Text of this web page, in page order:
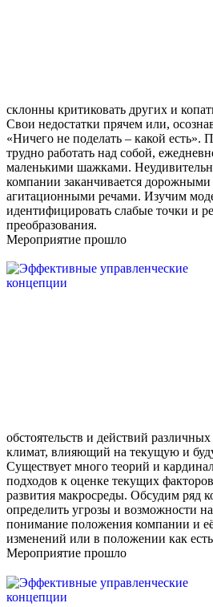
склонны критиковать других и
Свои недостатки прячем или,
«Ничего не поделать – какой есть».
трудно работать над собой,
маленькими шажками.
компании заканчивается дорожными
агитационными речами. Изучим
идентифицировать слабые точки и
преобразования.
Мероприятие прошло
обстоятельств и действий
климат, влияющий на текущую и
Существует много теорий и
подходов к оценке текущих
развития макросреды. Обсудим ряд
определить угрозы и возможности
понимание положения компании и
изменений или в положении как
Мероприятие прошло